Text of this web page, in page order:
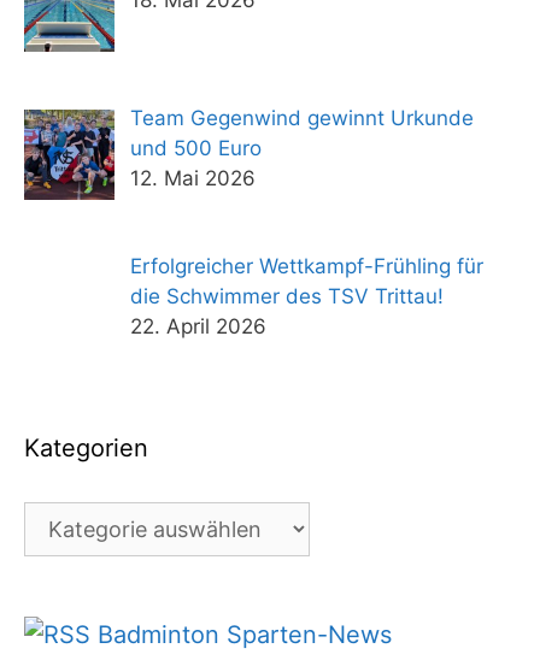
Team Gegenwind gewinnt Urkunde
und 500 Euro
12. Mai 2026
Erfolgreicher Wettkampf-Frühling für
die Schwimmer des TSV Trittau!
22. April 2026
Kategorien
Kategorien
Badminton Sparten-News